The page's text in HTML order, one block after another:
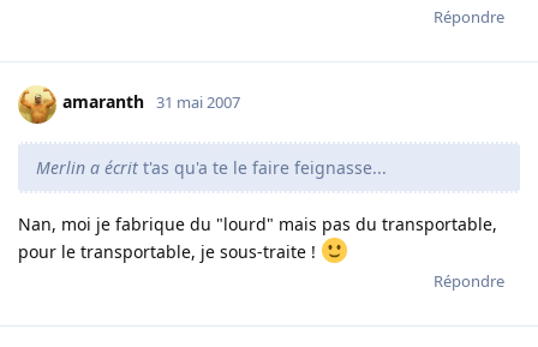
Répondre
amaranth 31 mai 2007
Merlin a écrit t'as qu'a te le faire feignasse...
Nan, moi je fabrique du "lourd" mais pas du transportable,
pour le transportable, je sous-traite !
Répondre